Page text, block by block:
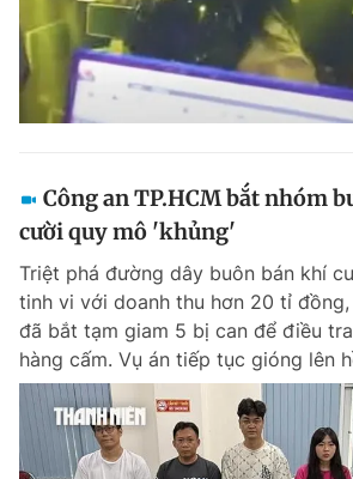
Sản phẩm khác
Tiện ích Bạn
Đọc Thanh Niên trên điện thoại
Công an TP.HCM bắt nhóm
cười quy mô 'khủng'
Triệt phá đường dây buôn bán khí
tinh vi với doanh thu hơn 20 tỉ đồng,
đã bắt tạm giam 5 bị can để điều
hàng cấm. Vụ án tiếp tục gióng lên